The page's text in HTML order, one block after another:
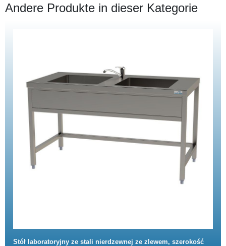
Andere Produkte in dieser Kategorie
Stół laboratoryjny ze stali nierdzewnej ze zlewem, szerokość